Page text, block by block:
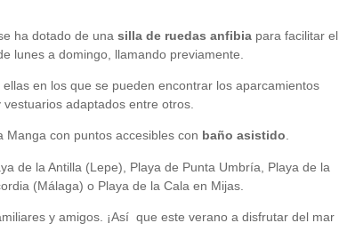
ha dotado de una silla de ruedas anfibia para facilitar el
lunes a domingo, llamando previamente.
en los que se pueden encontrar los aparcamientos
adaptados entre otros.
Manga con puntos accesibles con baño asistido.
de la Antilla (Lepe), Playa de Punta Umbría, Playa de la
(Málaga) o Playa de la Cala en Mijas.
y amigos. ¡Así que este verano a disfrutar del mar